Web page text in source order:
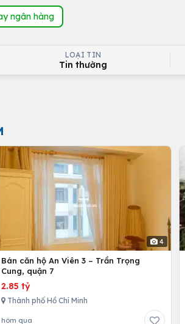
ngân hàng
LOẠI TIN
Tin thường
4
Bán căn hộ An Viên 3 – Trần Trọng
Cung, quận 7
2.85 tỷ
Thành phố Hồ Chí Minh
hôm qua